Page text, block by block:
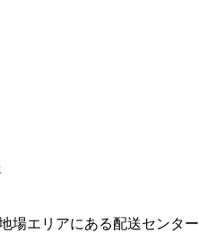
場エリアにある配送センター